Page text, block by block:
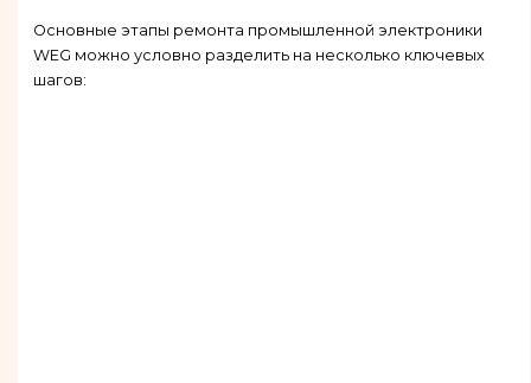
Основные этапы ремонта промышленной электроники
WEG можно условно разделить на несколько ключевых
шагов: